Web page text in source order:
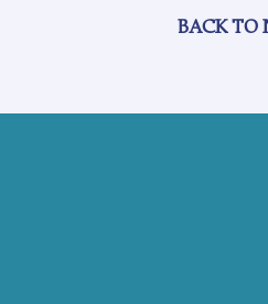
BACK TO